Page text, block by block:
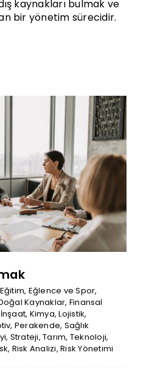
kaynakları bulmak ve
bir yönetim sürecidir.
Eğitim, Eğlence ve Spor,
Kaynaklar, Finansal
İnşaat, Kimya,Lojistik,
, Perakende, Sağlık
, Strateji,Tarım, Teknoloji,
, Risk Analizi,Risk Yönetimi